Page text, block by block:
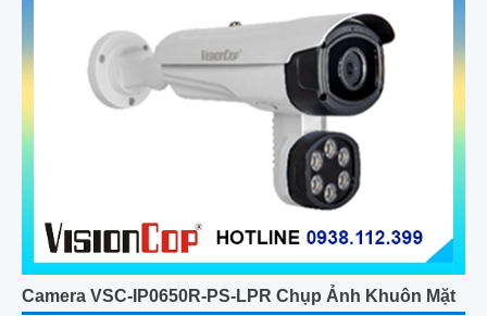
Camera VSC-IP0650R-PS-LPR Chụp Ảnh Khuôn Mặt